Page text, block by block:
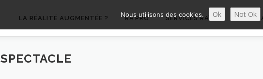
LA RÉALITÉ AUGMENTÉE ? RA’PRO SERVICES RA’PRO
SPECTACLE
Nous utilisons des cookies. Ok Not Ok